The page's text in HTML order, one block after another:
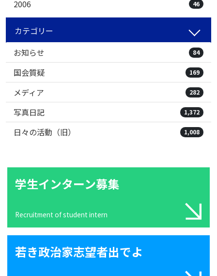
2006 46
カテゴリー
お知らせ
84
国会質疑 169
メディア 282
写真日記 1,372
日々の活動（旧） 1,008
学生インターン募集
Recruitment of student intern
若き政治家志望者出でよ